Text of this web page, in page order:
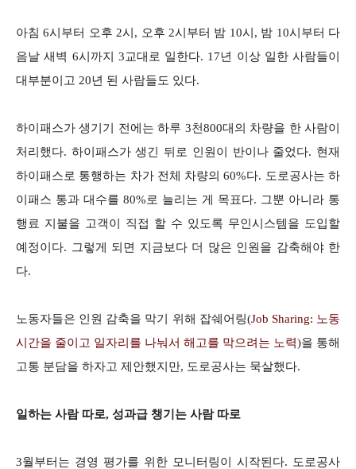
아침 6시부터 오후 2시, 오후 2시부터 밤 10시, 밤 10시부터 다
음날 새벽 6시까지 3교대로 일한다. 17년 이상 일한 사람들이
대부분이고 20년 된 사람들도 있다.
하이패스가 생기기 전에는 하루 3천800대의 차량을 한 사람이
처리했다. 하이패스가 생긴 뒤로 인원이 반이나 줄었다. 현재
하이패스로 통행하는 차가 전체 차량의 60%다. 도로공사는 하
이패스 통과 대수를 80%로 늘리는 게 목표다. 그뿐 아니라 통
행료 지불을 고객이 직접 할 수 있도록 무인시스템을 도입할
예정이다. 그렇게 되면 지금보다 더 많은 인원을 감축해야 한
다.
노동자들은 인원 감축을 막기 위해 잡쉐어링(Job Sharing: 노동
시간을 줄이고 일자리를 나눠서 해고를 막으려는 노력)을 통해
고통 분담을 하자고 제안했지만, 도로공사는 묵살했다.
일하는 사람 따로, 성과급 챙기는 사람 따로
3월부터는 경영 평가를 위한 모니터링이 시작된다. 도로공사